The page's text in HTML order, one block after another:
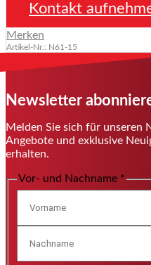
Kontakt
Merken
Artikel-Nr.: N61-15
Newsletter
Melden Sie sich für unseren
Angebote und exklusive
erhalten.
Vor- und Nachname *